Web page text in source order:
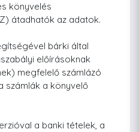
könyvelés
átadhatók az adatok.
bárki által
előírásoknak
megfelelő számlázó
számlák a könyvelő
a banki tételek, a